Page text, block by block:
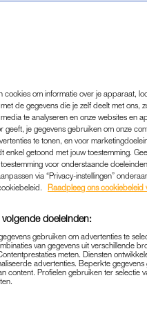
– staatsieportretten
in het Paleis op de
huwelijk van onze
reacties. Zo komen
maken en kunnen
cookies om informatie over je apparaat,
de gegevens die je zelf deelt met ons,
te analyseren en onze websites en
geeft, je gegevens gebruiken om onze
te tonen, en voor
getoond met jouw toestemming.
voor onderstaande
via “Privacy-instellingen”
Raadpleeg ons cookiebeleid
doeleinden:
gebruiken om advertenties te
van gegevens uit verschillende
meten. Diensten
advertenties. Beperkte
content. Profielen gebruiken ter selectie